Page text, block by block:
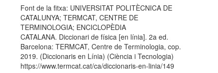
Font de la fitxa: UNIVERSITAT POLITÈCNICA DE
CATALUNYA; TERMCAT, CENTRE DE
TERMINOLOGIA; ENCICLOPÈDIA
CATALANA. Diccionari de física [en línia]. 2a ed.
Barcelona: TERMCAT, Centre de Terminologia, cop.
2019. (Diccionaris en Línia) (Ciència i Tecnologia)
https://www.termcat.cat/ca/diccionaris-en-linia/149